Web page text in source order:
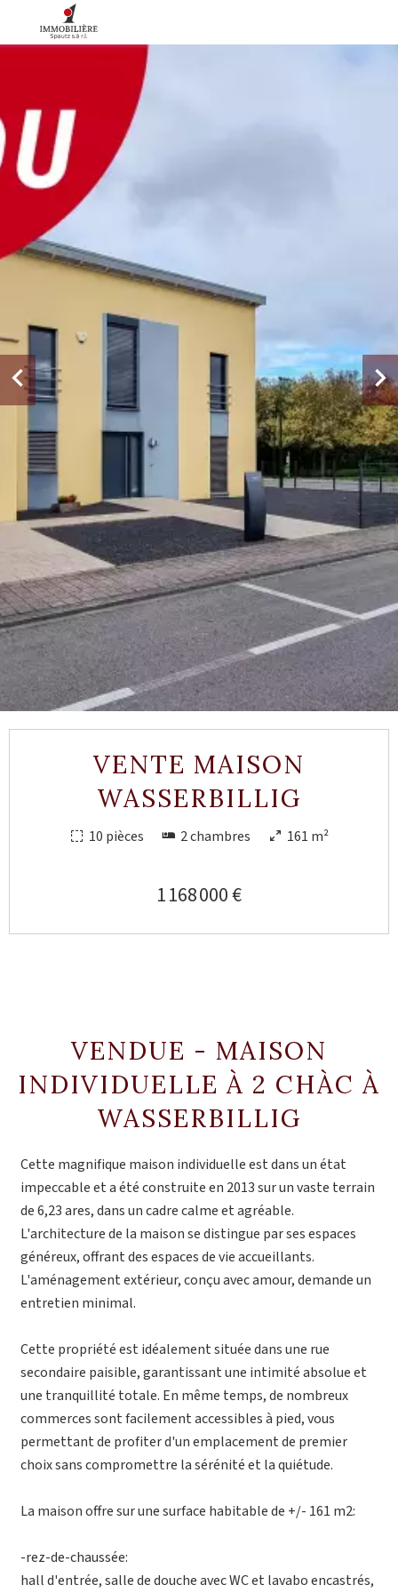
VENTE MAISON
WASSERBILLIG
10 pièces 2 chambres 161 m²
1 168 000 €
VENDUE - MAISON
INDIVIDUELLE À 2 CHÀC À
WASSERBILLIG
Cette magnifique maison individuelle est dans un état
impeccable et a été construite en 2013 sur un vaste terrain
de 6,23 ares, dans un cadre calme et agréable.
L'architecture de la maison se distingue par ses espaces
généreux, offrant des espaces de vie accueillants.
L'aménagement extérieur, conçu avec amour, demande un
entretien minimal.
Cette propriété est idéalement située dans une rue
secondaire paisible, garantissant une intimité absolue et
une tranquillité totale. En même temps, de nombreux
commerces sont facilement accessibles à pied, vous
permettant de profiter d'un emplacement de premier
choix sans compromettre la sérénité et la quiétude.
La maison offre sur une surface habitable de +/- 161 m2:
-rez-de-chaussée:
hall d'entrée, salle de douche avec WC et lavabo encastrés,